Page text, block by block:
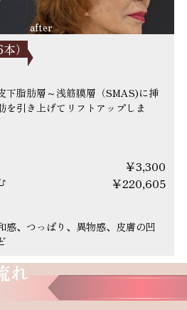
本）
下脂肪層～浅筋膜層（SMAS)に挿
を引き上げてリフトアップしま
￥3,300
￥220,605
感、つっぱり、異物感、皮膚の凹
れ